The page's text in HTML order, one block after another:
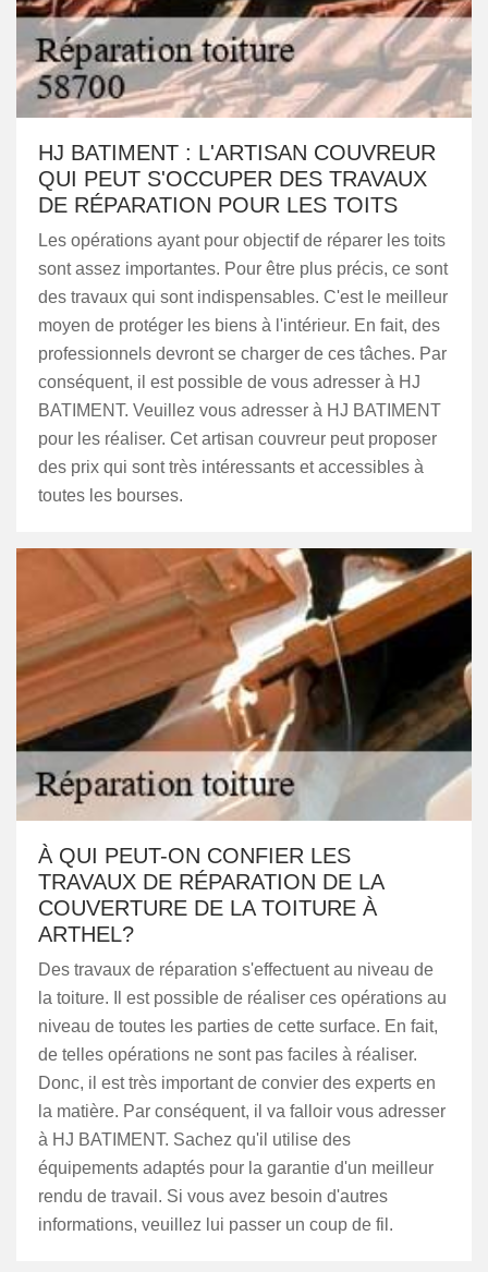
HJ BATIMENT : L'ARTISAN COUVREUR
QUI PEUT S'OCCUPER DES TRAVAUX
DE RÉPARATION POUR LES TOITS
Les opérations ayant pour objectif de réparer les toits
sont assez importantes. Pour être plus précis, ce sont
des travaux qui sont indispensables. C'est le meilleur
moyen de protéger les biens à l'intérieur. En fait, des
professionnels devront se charger de ces tâches. Par
conséquent, il est possible de vous adresser à HJ
BATIMENT. Veuillez vous adresser à HJ BATIMENT
pour les réaliser. Cet artisan couvreur peut proposer
des prix qui sont très intéressants et accessibles à
toutes les bourses.
À QUI PEUT-ON CONFIER LES
TRAVAUX DE RÉPARATION DE LA
COUVERTURE DE LA TOITURE À
ARTHEL?
Des travaux de réparation s'effectuent au niveau de
la toiture. Il est possible de réaliser ces opérations au
niveau de toutes les parties de cette surface. En fait,
de telles opérations ne sont pas faciles à réaliser.
Donc, il est très important de convier des experts en
la matière. Par conséquent, il va falloir vous adresser
à HJ BATIMENT. Sachez qu'il utilise des
équipements adaptés pour la garantie d'un meilleur
rendu de travail. Si vous avez besoin d'autres
informations, veuillez lui passer un coup de fil.